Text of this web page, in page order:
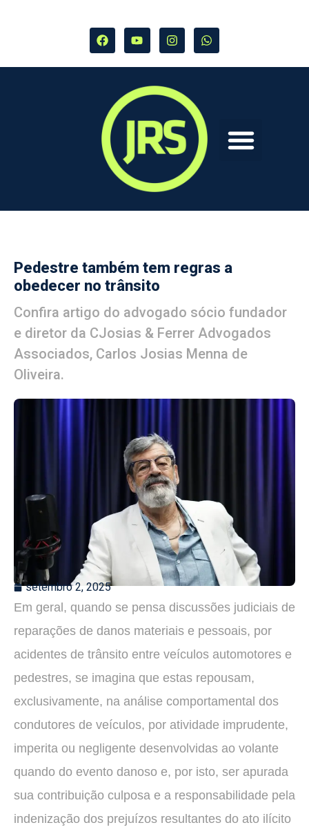
Pedestre também tem regras a
obedecer no trânsito
Confira artigo do advogado sócio fundador
e diretor da CJosias & Ferrer Advogados
Associados, Carlos Josias Menna de
Oliveira.
setembro 2, 2025
Em geral, quando se pensa discussões judiciais de
reparações de danos materiais e pessoais, por
acidentes de trânsito entre veículos automotores e
pedestres, se imagina que estas repousam,
exclusivamente, na análise comportamental dos
condutores de veículos, por atividade imprudente,
imperita ou negligente desenvolvidas ao volante
quando do evento danoso e, por isto, ser apurada
sua contribuição culposa e a responsabilidade pela
indenização dos prejuízos resultantes do ato ilícito